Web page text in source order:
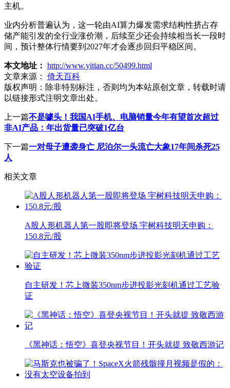
主机。
业内分析普遍认为，这一轮由AI算力爆发需求结构性挤占存
储产能引发的全行业涨价潮，后续至少还会持续相当长一段时
间，预计整体行情要到2027年才会逐步回归平稳区间。
本文地址： http://www.yitian.cc/50499.html
文章来源：
倚天百科
版权声明： 除非特别标注，否则均为本站原创文章，转载时请
以链接形式注明文章出处。
上一篇不是噱头！我国AI手机、电脑销量今年有望首次超过
非AI产品：年出货量已突破1亿台
下一篇一对母子遭袭身亡 尼泊尔一头流亡大象17年间杀死25
人
相关文章
A股人形机器人第一股即将登场 宇树科技明天申购：
150.8元/股
自主研发！芯上微装350nm步进投影光刻机通过工艺验
证
《黑神话：悟空》喜登央视节目！开头就提 致敬西游记